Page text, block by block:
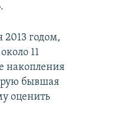
2013 годом,
11
накопления
бывшая
оценить